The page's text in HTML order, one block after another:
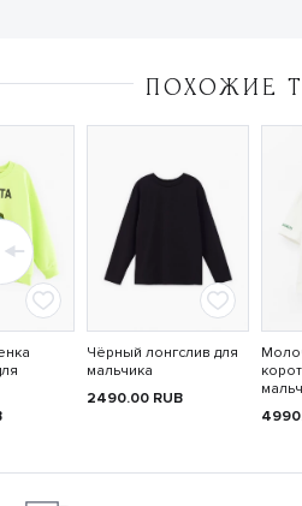
ПОХОЖИЕ
Чёрный лонгслив для
мальчика
2490.00 RUB